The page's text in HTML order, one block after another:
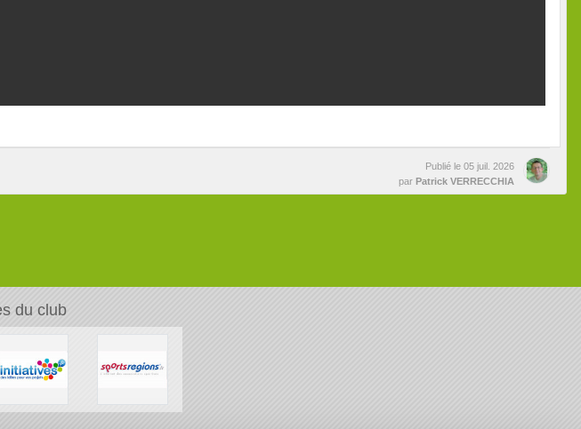
Publié le 05 juil. 2026
par Patrick VERRECCHIA
du club